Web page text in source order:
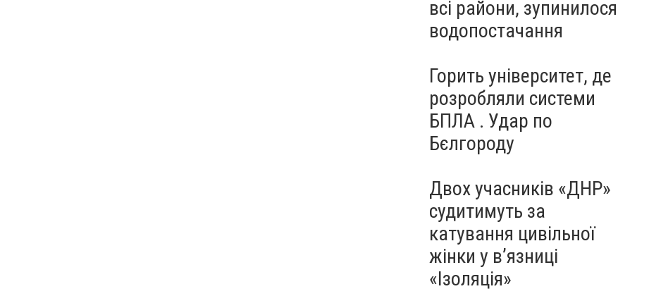
всі райони, зупинилося
водопостачання
Горить університет, де
розробляли системи
БПЛА . Удар по
Бєлгороду
Двох учасників «ДНР»
судитимуть за
катування цивільної
жінки у в’язниці
«Ізоляція»